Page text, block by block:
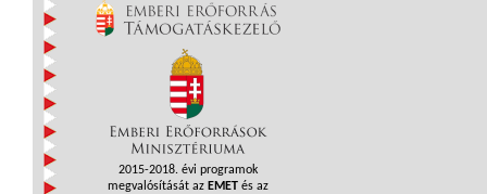
2015-2018. évi programok
megvalósítását az EMET és az